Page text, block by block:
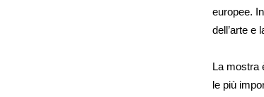
europee.
dell’arte e
La mostra
le più